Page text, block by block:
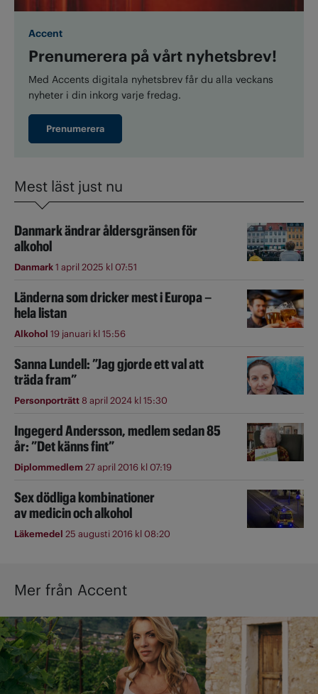
Accent
Prenumerera på vårt nyhetsbrev!
Med Accents digitala nyhetsbrev får du alla veckans
nyheter i din inkorg varje fredag.
Prenumerera
Mest läst just nu
Danmark ändrar åldersgränsen för
alkohol
Danmark1 april 2025 kl 07:51
Länderna som dricker mest i Europa –
hela listan
Alkohol 19 januari kl 15:56
Sanna Lundell: ”Jag gjorde ett val att
träda fram”
Personporträtt8 april 2024 kl 15:30
Ingegerd Andersson, medlem sedan 85
år: ”Det känns fint”
Diplommedlem27 april 2016 kl 07:19
Sex dödliga kombinationer
av medicin och alkohol
Läkemedel 25 augusti 2016 kl 08:20
Mer från Accent